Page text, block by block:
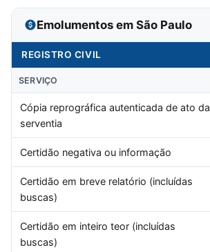
Emolumentos em São Paulo
REGISTRO CIVIL
SERVIÇO
Cópia reprográfica autenticada de ato da
serventia
Certidão negativa ou informação
Certidão em breve relatório (incluídas
buscas)
Certidão em inteiro teor (incluídas
buscas)